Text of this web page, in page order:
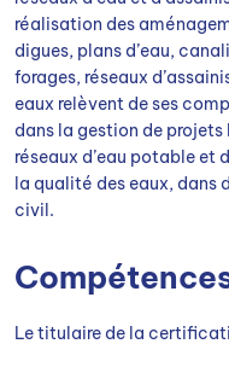
réalisation des
digues, plans d’eau,
forages, réseaux
eaux relèvent de ses
dans la gestion de
réseaux d’eau potable et
la qualité des eaux, dans
civil.
Le titulaire de la